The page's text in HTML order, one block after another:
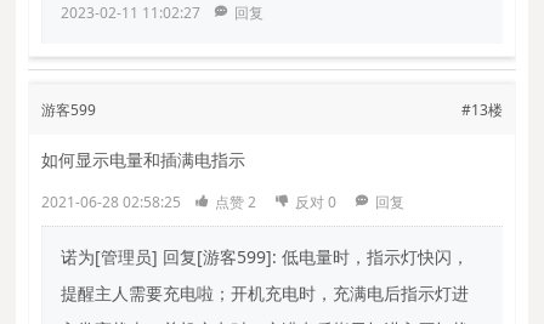
2023-02-11 11:02:27 回复
游客599 #13楼
如何显示电量和插满电指示
2021-06-28 02:58:25 点赞2 反对0 回复
诺为[管理员] 回复[游客599]: 低电量时，指示灯快闪，
提醒主人需要充电啦；开机充电时，充满电后指示灯进